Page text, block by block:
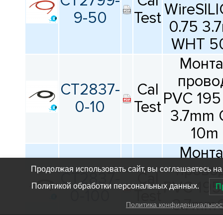
9-50
Test 0.75
WHT
CT2837-
0-10
Cal
TestPVC
3.7mm
10m
CT2837-
0-100
Cal
PVC
Продолжая использовать сайт, вы соглашаетесь
Политикой обработки персональных данных.
Политика